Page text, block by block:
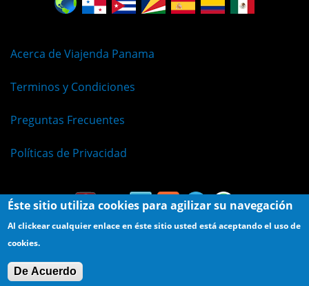
Acerca de Viajenda Panama
Terminos y Condiciones
Preguntas Frecuentes
Políticas de Privacidad
Éste sitio utiliza cookies para agilizar su navegación
Al clickear cualquier enlace en éste sitio usted está aceptando el uso de
cookies.
De Acuerdo